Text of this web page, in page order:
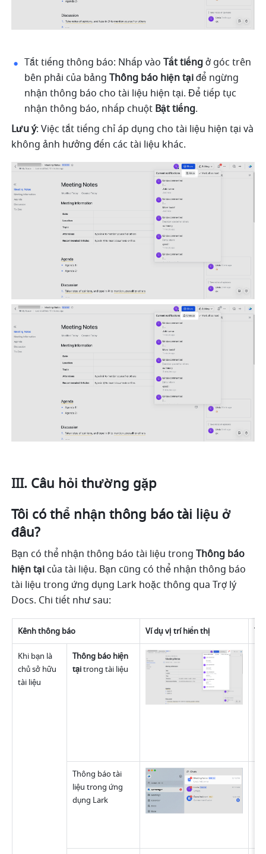
Tắt tiếng thông báo: Nhấp vào Tắt tiếng ở góc trên
bên phải của bảng Thông báo hiện tại để ngừng
nhận thông báo cho tài liệu hiện tại. Để tiếp tục
nhận thông báo, nhấp chuột Bật tiếng.
Lưu ý: Việc tắt tiếng chỉ áp dụng cho tài liệu hiện tại và
không ảnh hưởng đến các tài liệu khác.
III. Câu hỏi thường gặp
Tôi có thể nhận thông báo tài liệu ở
đâu?
Bạn có thể nhận thông báo tài liệu trong Thông báo
hiện tại của tài liệu. Bạn cũng có thể nhận thông báo
tài liệu trong ứng dụng Lark hoặc thông qua Trợ lý
Docs. Chi tiết như sau:
Kênh thông báo Ví dụ vị trí hiển thị
Khi bạn là
chủ sở hữu
tài liệu
Thông báo hiện
tại trong tài liệu
Thông báo tài
liệu trong ứng
dụng Lark